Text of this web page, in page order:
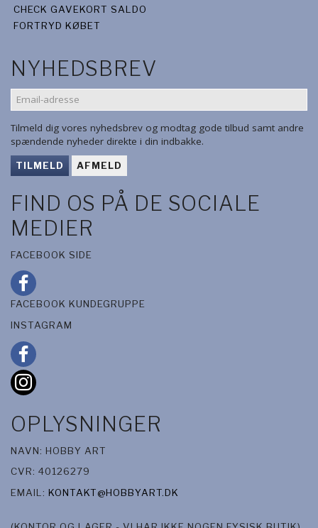
CHECK GAVEKORT SALDO
FORTRYD KØBET
NYHEDSBREV
EMAIL-
ADRESSE
Tilmeld dig vores nyhedsbrev og modtag gode tilbud samt andre
spændende nyheder direkte i din indbakke.
TILMELD AFMELD
FIND OS PÅ DE SOCIALE
MEDIER
FACEBOOK SIDE
FACEBOOK KUNDEGRUPPE
INSTAGRAM
OPLYSNINGER
NAVN: HOBBY ART
CVR: 40126279
EMAIL: KONTAKT@HOBBYART.DK